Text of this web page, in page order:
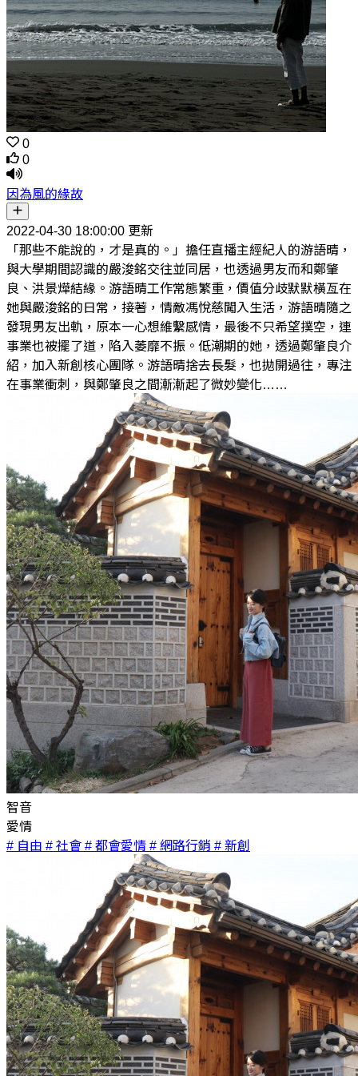
0
0
因為風的緣故
2022-04-30 18:00:00 更新
「那些不能說的，才是真的。」擔任直播主經紀人的游語晴，
與大學期間認識的嚴浚銘交往並同居，也透過男友而和鄭肇
良、洪景燁結緣。游語晴工作常態繁重，價值分歧默默橫亙在
她與嚴浚銘的日常，接著，情敵馮悅慈闖入生活，游語晴隨之
發現男友出軌，原本一心想維繫感情，最後不只希望撲空，連
事業也被擺了道，陷入萎靡不振。低潮期的她，透過鄭肇良介
紹，加入新創核心團隊。游語晴捨去長髮，也拋開過往，專注
在事業衝刺，與鄭肇良之間漸漸起了微妙變化……
智音
愛情
# 自由 # 社會 # 都會愛情 # 網路行銷 # 新創